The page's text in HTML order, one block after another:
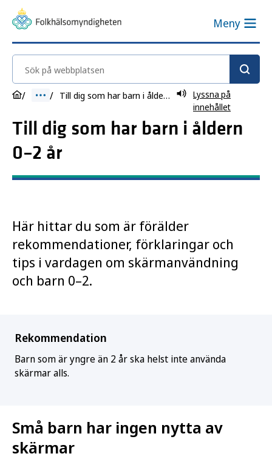
Meny
Sök på webbplatsen
Till dig som har barn i åldern 0–2 år
Lyssna på
innehållet
Till dig som har barn i åldern
0–2 år
Här hittar du som är förälder
rekommendationer, förklaringar och
tips i vardagen om skärmanvändning
och barn 0–2.
Rekommendation
Barn som är yngre än 2 år ska helst inte använda
skärmar alls.
Små barn har ingen nytta av
skärmar